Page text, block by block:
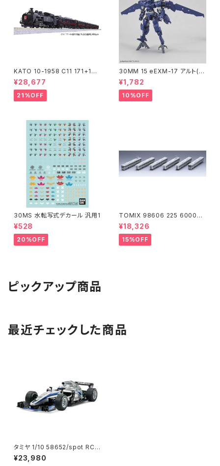
KATO 10-1958 C11 171+14
系｢SL冬の湿原号｣ 6両セット
特企品 Nゲージ 鉄道模型 北海
道（新品 在庫品）
¥28,677
21%OFF
30MM 15 eEXM-17 アルト(空
中戦仕様)ネイビー
¥1,782
10%OFF
30MS 水転写式デカール 汎用1
¥528
20%OFF
TOMIX 98606 225 6000系
(6両) 鉄道模型
¥18,326
15%OFF
ピックアップ商品
最近チェックした商品
タミヤ 1/10 58652/spot RCC
F104PROIIシャーシキット(タイ
プ2017ボディ) ラジコン（新
¥23,980